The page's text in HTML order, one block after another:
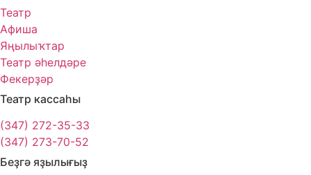
Театр
Афиша
Яңылыҡтар
Театр әһелдәре
Фекерҙәр
Театр кассаһы
(347) 272-35-33
(347) 273-70-52
Беҙгә яҙылығыҙ